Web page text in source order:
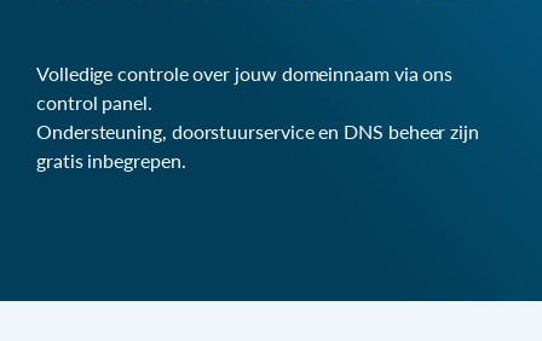
Volledige controle over jouw domeinnaam via ons
control panel.
Ondersteuning, doorstuurservice en DNS beheer zijn
gratis inbegrepen.